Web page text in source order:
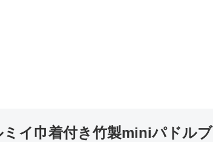
ミイ巾着付き竹製miniパドルブ